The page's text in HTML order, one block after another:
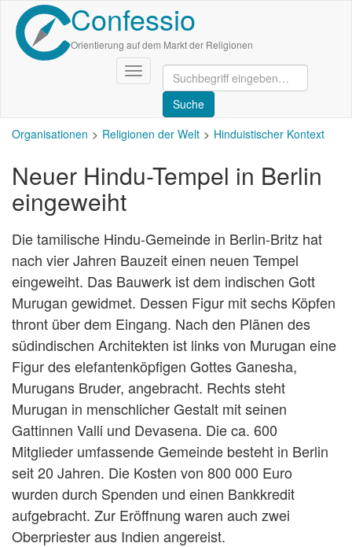
Direkt
zum
Inhalt
Confessio
Orientierung auf dem Markt der Religionen
Navigation
aktivieren/deaktivieren
Organisationen Religionen der Welt Hinduistischer Kontext
Neuer Hindu-Tempel in Berlin
eingeweiht
Die tamilische Hindu-Gemeinde in Berlin-Britz hat
nach vier Jahren Bauzeit einen neuen Tempel
eingeweiht. Das Bauwerk ist dem indischen Gott
Murugan gewidmet. Dessen Figur mit sechs Köpfen
thront über dem Eingang. Nach den Plänen des
südindischen Architekten ist links von Murugan eine
Figur des elefantenköpfigen Gottes Ganesha,
Murugans Bruder, angebracht. Rechts steht
Murugan in menschlicher Gestalt mit seinen
Gattinnen Valli und Devasena. Die ca. 600
Mitglieder umfassende Gemeinde besteht in Berlin
seit 20 Jahren. Die Kosten von 800 000 Euro
wurden durch Spenden und einen Bankkredit
aufgebracht. Zur Eröffnung waren auch zwei
Oberpriester aus Indien angereist.